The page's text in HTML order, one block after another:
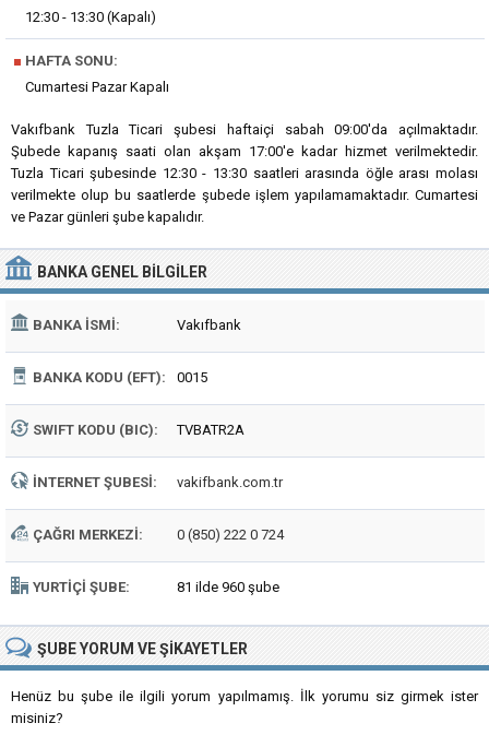
12:30 - 13:30 (Kapalı)
■ HAFTA SONU:
Cumartesi Pazar Kapalı
Vakıfbank Tuzla Ticari şubesi haftaiçi sabah 09:00'da açılmaktadır.
Şubede kapanış saati olan akşam 17:00'e kadar hizmet verilmektedir.
Tuzla Ticari şubesinde 12:30 - 13:30 saatleri arasında öğle arası molası
verilmekte olup bu saatlerde şubede işlem yapılamamaktadır. Cumartesi
ve Pazar günleri şube kapalıdır.
BANKA GENEL BILGILER
BANKA İSMI: Vakıfbank
BANKA KODU (EFT): 0015
SWIFT KODU (BIC): TVBATR2A
İNTERNET ŞUBESI: vakifbank.com.tr
ÇAĞRI MERKEZI: 0 (850) 222 0 724
YURTIÇI ŞUBE: 81 ilde 960 şube
ŞUBEYORUM VE ŞIKAYETLER
Henüz bu şube ile ilgili yorum yapılmamış. İlk yorumu siz girmek ister
misiniz?